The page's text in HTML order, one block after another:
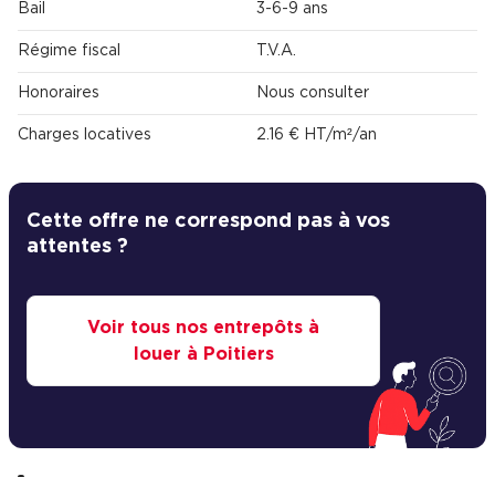
Bail 3-6-9 ans
Régime fiscal T.V.A.
Honoraires Nous consulter
Charges locatives 2.16 € HT/m²/an
Cette offre ne correspond pas à vos
attentes ?
Voir tous nos entrepôts à
louer à Poitiers